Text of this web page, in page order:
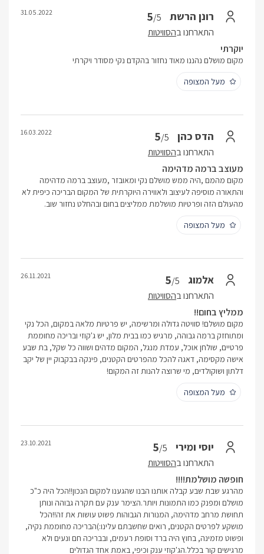
רונן הרשת 5/5
התארחנו בהסוויטות
31.05.2022
יוקרתי
מקום מושלם נהננו מאוד נחזור בהקדם נקי מסודר ויקרתי
מעל המצופה
הדס כהן 5/5
התארחנו בהסוויטות
16.03.2022
מעוצב ברמה מדהימה
מקום מהמם ,היה ממש מושלם נקי ומאובזר ,מעוצב ברמה מדהימה
והתאורה מוסיפה לעיצוב ולאווירה היוקרתית של המקום הבריכה כיפית לא
מהעולם הזה ופרטיות מושלמת ממליצים בחום ובהחלט נחזור שוב.
מעל המצופה
אלמוג 5/5
התארחנו בהסוויטות
26.11.2021
ממליץ בחום!!
מקום מושלם! סוויטה גדולה ומרשימה, יש פרטיות מלאה במקום, הכל נקי
ומתוחזק ברמה גבוהה, מרגיש כמו בבית מלון, יש ג'קוזי ובריכה מחוממת
פרטיים, שולחן אוכל, עמדת מנגל, המקום מדהים ושווה כל שקל, בת שבע
אישה מקסימה, דאגה להכל מהפרטים הקטנים, פינקה בבקבוק יין של יקב
דלתון ושוקולדים, מי שרוצה להנות זה המקום!
מעל המצופה
יוסי ומירי 5/5
התארחנו בהסוויטות
23.10.2021
חופשה מושלמת!!!!
מהרגע שבת שבע קבלה אותנו הבנו שהגענו למקום הנכון!!הכל היה כ"כ
מושלם ומפנק כמו התמונות ויותר.הצימר ענק עם תקרה גבוהה ונותן
תחושת מרחב מדהימה, המנורות הגבוהות פשוט עושות את זה!!הכל
מושקע לפרטים הקטנים, רואים שחשבתם עלינו:)הבריכה מחוממת נקיה,
ופשוט מזמינה, בחוץ היה ברד וסופת רעמים, ובבריכה חם ונעים ולא
מרגישים קור בכלל.הג'קוזי ענק וכיפי, באמת אחד הגדולים